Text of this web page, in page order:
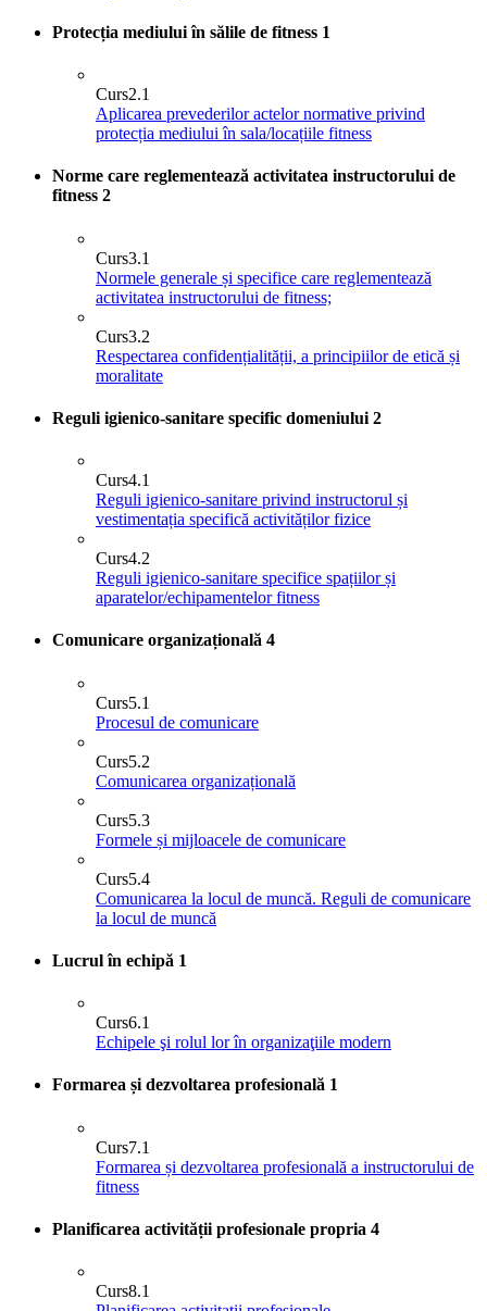
Protecția mediului în sălile de fitness 1
Curs2.1
Aplicarea prevederilor actelor normative privind
protecția mediului în sala/locațiile fitness
Norme care reglementează activitatea instructorului de
fitness 2
Curs3.1
Normele generale și specifice care reglementează
activitatea instructorului de fitness;
Curs3.2
Respectarea confidențialității, a principiilor de etică și
moralitate
Reguli igienico-sanitare specific domeniului 2
Curs4.1
Reguli igienico-sanitare privind instructorul și
vestimentația specifică activităților fizice
Curs4.2
Reguli igienico-sanitare specifice spațiilor și
aparatelor/echipamentelor fitness
Comunicare organizațională 4
Curs5.1
Procesul de comunicare
Curs5.2
Comunicarea organizațională
Curs5.3
Formele și mijloacele de comunicare
Curs5.4
Comunicarea la locul de muncă. Reguli de comunicare
la locul de muncă
Lucrul în echipă 1
Curs6.1
Echipele şi rolul lor în organizaţiile modern
Formarea și dezvoltarea profesională 1
Curs7.1
Formarea și dezvoltarea profesională a instructorului de
fitness
Planificarea activității profesionale propria 4
Curs8.1